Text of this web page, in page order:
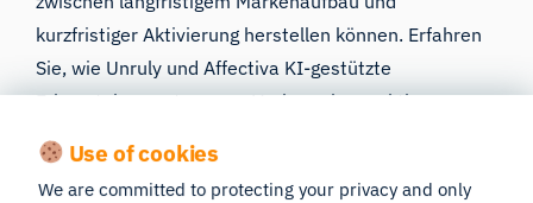
kurzfristiger Aktivierung herstellen können. Erfahren
Sie, wie Unruly und Affectiva KI-gestützte
Erkenntnisse nutzen, um Verbraucherreaktionen zu
zu optimieren.
Use of cookies
We are committed to protecting your privacy and only